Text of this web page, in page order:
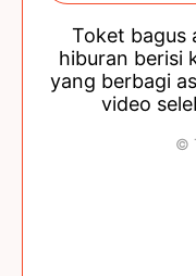
Toket bagus
hiburan berisi
yang berbagi
video
©